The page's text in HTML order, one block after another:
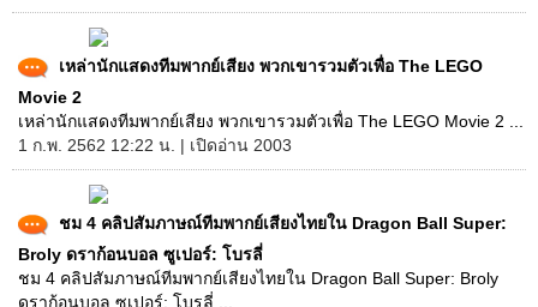
เหล่านักแสดงทีมพากย์เสียง พวกเขารวมตัวเพื่อ The LEGO
Movie 2
เหล่านักแสดงทีมพากย์เสียง พวกเขารวมตัวเพื่อ The LEGO Movie 2 ...
1 ก.พ. 2562 12:22 น. | เปิดอ่าน 2003
ชม 4 คลิปสัมภาษณ์ทีมพากย์เสียงไทยใน Dragon Ball Super:
Broly ดราก้อนบอล ซูเปอร์: โบรลี่
ชม 4 คลิปสัมภาษณ์ทีมพากย์เสียงไทยใน Dragon Ball Super: Broly
ดราก้อนบอล ซูเปอร์: โบรลี่ ...